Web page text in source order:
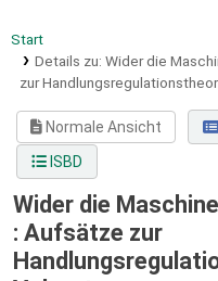
Start
Details zu: Wider die
zur
Normale Ansicht
ISBD
Wider die
: Aufsätze zur